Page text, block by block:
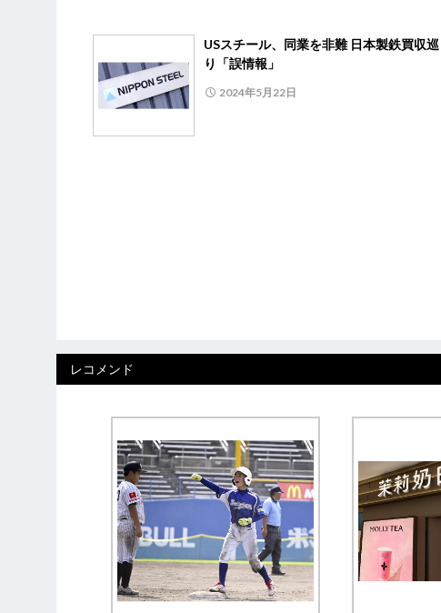
USスチール、同業を非難 日本製鉄買収巡
り「誤情報」
2024年5月22日
レコメンド